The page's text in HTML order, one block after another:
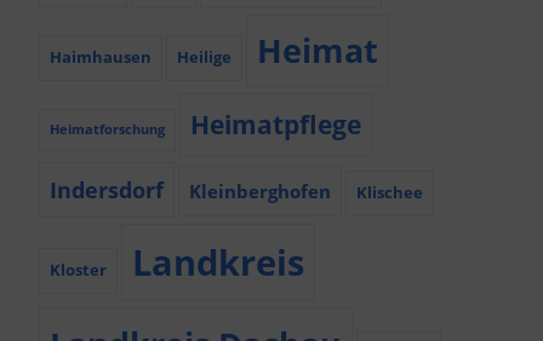
Haimhausen Heilige Heimat
Heimatforschung Heimatpflege
Indersdorf Kleinberghofen Klischee
Kloster Landkreis